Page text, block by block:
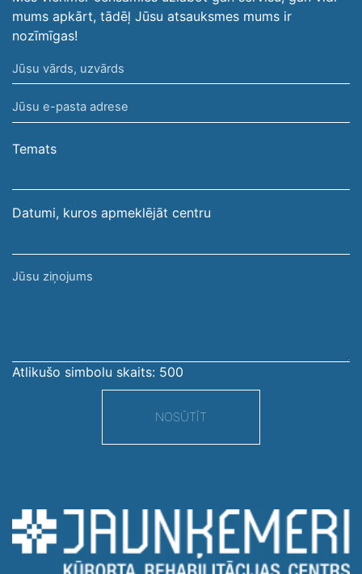
mums apkārt, tādēļ Jūsu atsauksmes mums ir
nozīmīgas!
Jūsu
vārds,
uzvārds
Jūsu
e-
pasta
Temats
Datumi, kuros apmeklējāt centru
Jūsu
Atlikušo simbolu skaits: 500
NOSŪTĪT